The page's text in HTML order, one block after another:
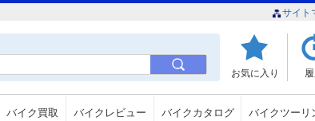
サイト
お気に入り
バイク買取 バイクレビュー バイクカタログ バイクツーリ